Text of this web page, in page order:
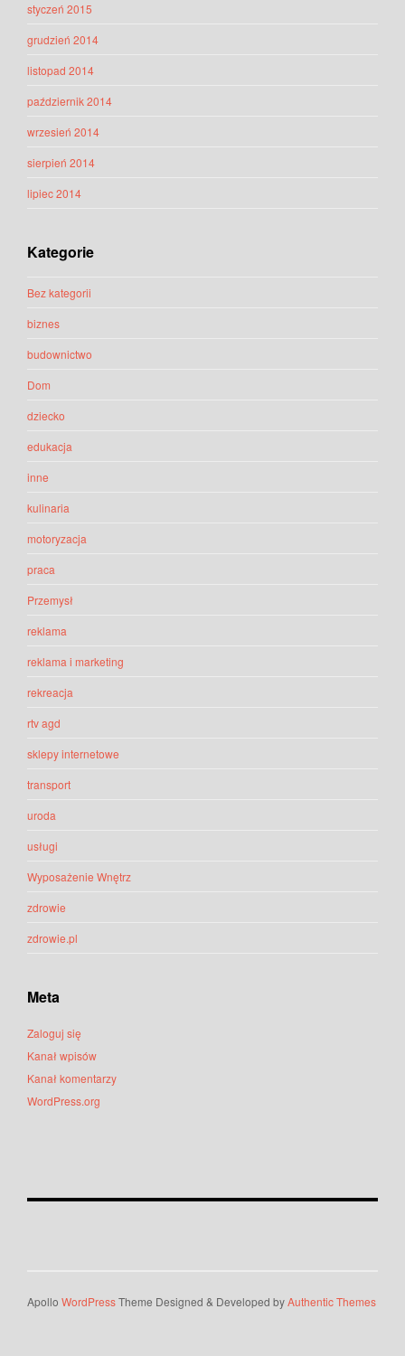
styczeń 2015
grudzień 2014
listopad 2014
październik 2014
wrzesień 2014
sierpień 2014
lipiec 2014
Kategorie
Bez kategorii
biznes
budownictwo
Dom
dziecko
edukacja
inne
kulinaria
motoryzacja
praca
Przemysł
reklama
reklama i marketing
rekreacja
rtv agd
sklepy internetowe
transport
uroda
usługi
Wyposażenie Wnętrz
zdrowie
zdrowie.pl
Meta
Zaloguj się
Kanał wpisów
Kanał komentarzy
WordPress.org
Apollo WordPressTheme Designed & Developed byAuthentic Themes